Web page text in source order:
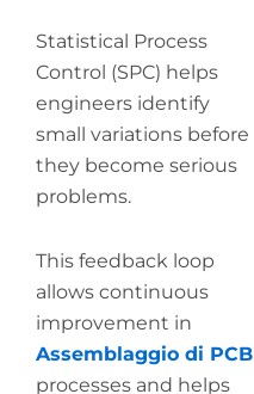
Statistical Process
Control (SPC) helps
engineers identify
small variations before
they become serious
problems.
This feedback loop
allows continuous
improvement in
Assemblaggio di PCB
processes and helps